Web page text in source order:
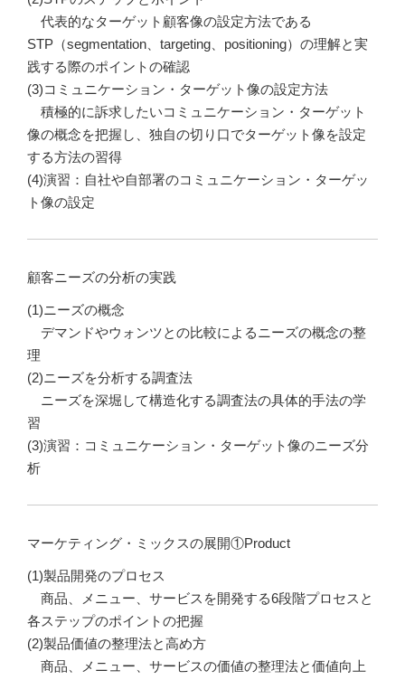
代表的なターゲット顧客像の設定方法である
STP（segmentation、targeting、positioning）の理解と実
践する際のポイントの確認
(3)コミュニケーション・ターゲット像の設定方法
積極的に訴求したいコミュニケーション・ターゲット
像の概念を把握し、独自の切り口でターゲット像を設定
する方法の習得
(4)演習：自社や自部署のコミュニケーション・ターゲッ
ト像の設定
顧客ニーズの分析の実践
(1)ニーズの概念
デマンドやウォンツとの比較によるニーズの概念の整
理
(2)ニーズを分析する調査法
ニーズを深堀して構造化する調査法の具体的手法の学
習
(3)演習：コミュニケーション・ターゲット像のニーズ分
析
マーケティング・ミックスの展開①Product
(1)製品開発のプロセス
商品、メニュー、サービスを開発する6段階プロセスと
各ステップのポイントの把握
(2)製品価値の整理法と高め方
商品、メニュー、サービスの価値の整理法と価値向上